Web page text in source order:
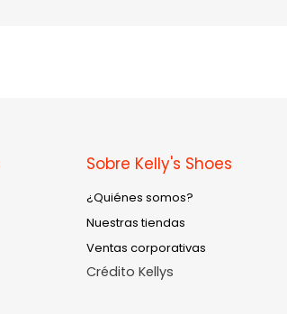
Sobre Kelly's Shoes
¿Quiénes somos?
Nuestras tiendas
Ventas corporativas
Crédito Kellys